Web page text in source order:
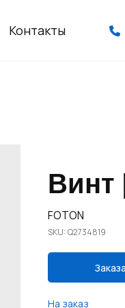
Контакты
Винт
FOTON
SKU:Q2734819
На заказ